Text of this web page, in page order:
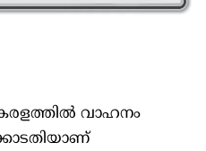
വാഹനം